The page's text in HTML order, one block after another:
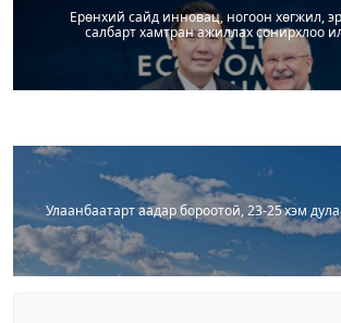
Ерөнхий сайд инновац, ногоон хөгжил,
салбарт хамтран ажиллах сонирхлоо
Улаанбаатарт аадар бороотой, 23-25 хэм